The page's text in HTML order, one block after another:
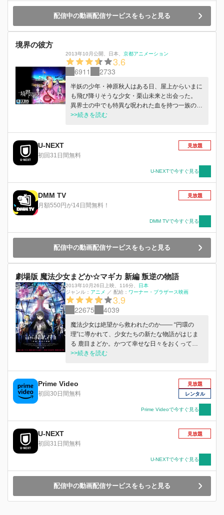
配信中の動画配信サービスをもっと見る
境界の彼方
2013年10月公開 日本 京都アニメーション
3.6
6911 2733
半妖の少年・神原秋人はある日、屋上からいまに
も飛び降りそうな少女・栗山未来と出会った。
異界士の中でも特異な呪われた血を持つ一族の最
後の生き残りだった。だが、ひとり生き残った少
る。
>>続きを読む
U-NEXT
初回31日間無料
見放題
U-NEXTで今すぐ見る
DMM TV
月額550円が14日間無料！
見放題
DMM TVで今すぐ見る
配信中の動画配信サービスをもっと見る
劇場版 魔法少女まどか☆マギカ 新編 叛逆の物語
2013年10月26日上映 116分
日本
ジャンル： アニメ ／ 配給： ワーナー・ブラザース映画
3.9
22675 4039
魔法少女は絶望から救われたのか―― “円環の
理”に導かれて、少女たちの新たな物語がはじま
る 鹿目まどか。かつて幸せな日々をおくってい
た平凡な一人の少女が、 その身を賭してすべて
た。 まどかへの想いを果たせぬままに取り残さ
れた魔法少女・睦美ほむらは、彼女の残した世界
でひとり戦い続ける。 「懐かしいあの笑顔と再
びめぐり合うことを夢見て――」 テレビシリー
ズをベースに製作された『劇場版 魔法少女まど
か☆マギカ［前編／後編］』を経て、満を持して
送り出される『［新編］叛逆の物語』。 総監
督・新房昭之、脚本・虚淵玄（ニトロプラス）、
キャラクター原案・蒼樹うめ、アニメーション制
作スタジオ・シャフト。 そして彼らを中心に多
てが完全新作。 鹿目まどかは世界を変えた。 そ
の後の世界で、魔法少女が見るのは、 希望か、
絶望か。
>>続きを読む
Prime Video
初回30日間無料
見放題
レンタル
Prime Videoで今すぐ見る
U-NEXT
初回31日間無料
見放題
U-NEXTで今すぐ見る
配信中の動画配信サービスをもっと見る